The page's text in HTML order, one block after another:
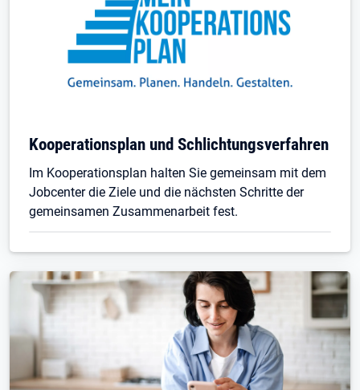
Kooperationsplan und Schlichtungsverfahren
Im Kooperationsplan halten Sie gemeinsam mit dem
Jobcenter die Ziele und die nächsten Schritte der
gemeinsamen Zusammenarbeit fest.